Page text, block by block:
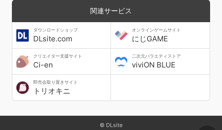
関連サービス
ダウンロードショップ
DLsite.com
オンラインゲームサイト
にじGAME
クリエイター支援サイト
Ci-en
二次元バラエティストア
viviON BLUE
即売会取り置きサイト
トリオキニ
© DLsite